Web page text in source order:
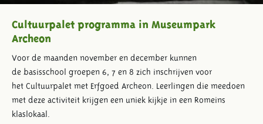
Cultuurpalet programma in Museumpark
Archeon
Voor de maanden november en december kunnen
de basisschool groepen 6, 7 en 8 zich inschrijven voor
het Cultuurpalet met Erfgoed Archeon. Leerl ingen die meedoen
met deze activiteit krijgen een uniek kijkje in een Romeins
klaslokaal